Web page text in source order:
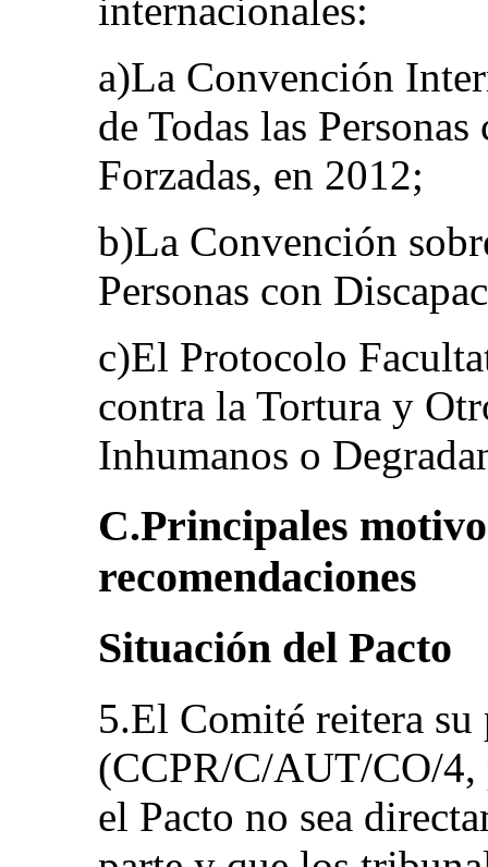
internacionales:
a)La Convención
de Todas las
Forzadas, en 2012;
b)La Convención
Personas con
c)El Protocolo
contra la Tortura y
Inhumanos o
C.Principales
recomendaciones
Situación del Pacto
5.El Comité reitera su
(CCPR/C/AUT/CO/4,
el Pacto no sea